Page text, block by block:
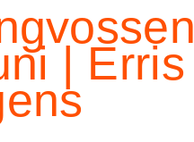
| Erris